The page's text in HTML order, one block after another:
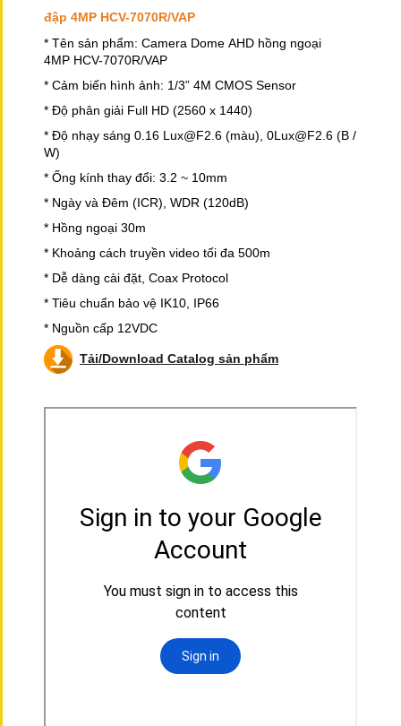
đập 4MP HCV-7070R/VAP
* Tên sản phẩm: Camera Dome AHD hồng ngoại
4MP HCV-7070R/VAP
* Cảm biến hình ảnh: 1/3” 4M CMOS Sensor
* Độ phân giải Full HD (2560 x 1440)
* Độ nhạy sáng 0.16 Lux@F2.6 (màu), 0Lux@F2.6 (B /
W)
* Ống kính thay đổi: 3.2 ~ 10mm
* Ngày và Đêm (ICR), WDR (120dB)
* Hồng ngoại 30m
* Khoảng cách truyền video tối đa 500m
* Dễ dàng cài đặt, Coax Protocol
* Tiêu chuẩn bảo vệ IK10, IP66
* Nguồn cấp 12VDC
Tải/Download Catalog sản phẩm